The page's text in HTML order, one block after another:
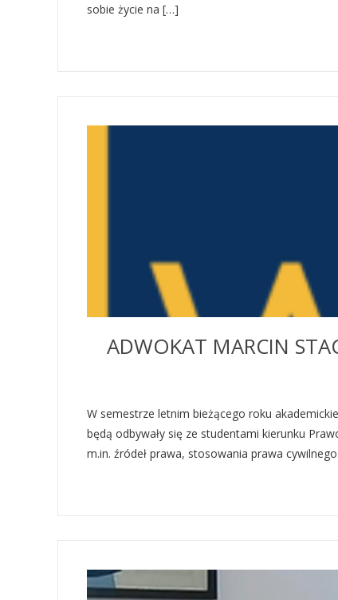
sobie życie na […]
ADWOKAT MARCIN
W semestrze letnim bieżącego roku
będą odbywały się ze studentami kierunku
m.in. źródeł prawa, stosowania prawa